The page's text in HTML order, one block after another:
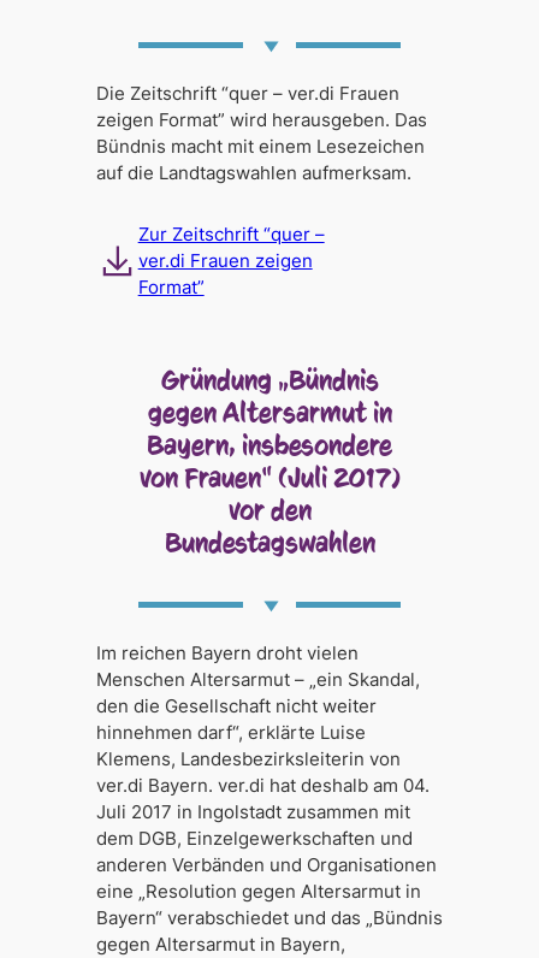
Die Zeitschrift “quer – ver.di Frauen
zeigen Format” wird herausgeben. Das
Bündnis macht mit einem Lesezeichen
auf die Landtagswahlen aufmerksam.
Zur Zeitschrift “quer –
ver.di Frauen zeigen
Format”
Gründung „Bündnis
gegen Altersarmut in
Bayern, insbesondere
von Frauen“ (Juli 2017)
vor den
Bundestagswahlen
Im reichen Bayern droht vielen
Menschen Altersarmut – „ein Skandal,
den die Gesellschaft nicht weiter
hinnehmen darf“, erklärte Luise
Klemens, Landesbezirksleiterin von
ver.di Bayern. ver.di hat deshalb am 04.
Juli 2017 in Ingolstadt zusammen mit
dem DGB, Einzelgewerkschaften und
anderen Verbänden und Organisationen
eine „Resolution gegen Altersarmut in
Bayern“ verabschiedet und das „Bündnis
gegen Altersarmut in Bayern,